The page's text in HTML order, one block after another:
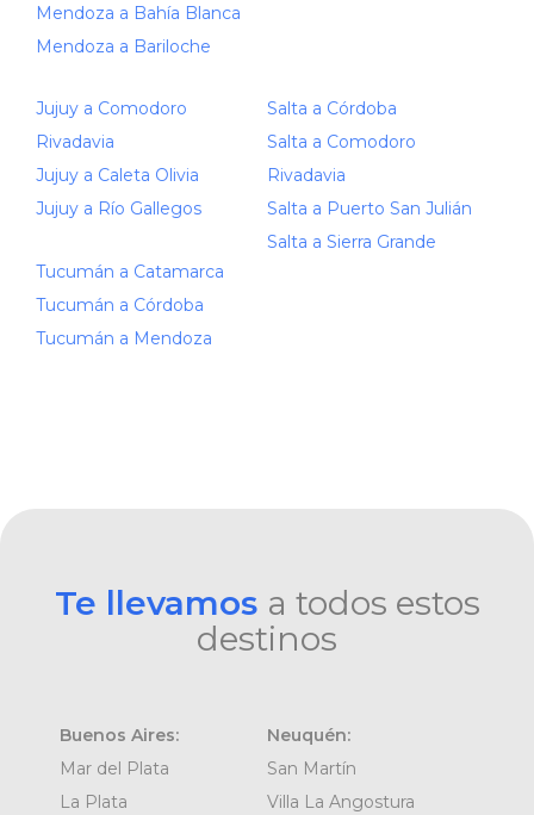
Mendoza a Bahía Blanca
Mendoza a Bariloche
Jujuy a Comodoro
Rivadavia
Jujuy a Caleta Olivia
Jujuy a Río Gallegos
Tucumán a Catamarca
Tucumán a Córdoba
Tucumán a Mendoza
Salta a Córdoba
Salta a Comodoro
Rivadavia
Salta a Puerto San Julián
Salta a Sierra Grande
Te llevamos a todos estos
destinos
Buenos Aires:
Mar del Plata
La Plata
Neuquén:
San Martín
Villa La Angostura